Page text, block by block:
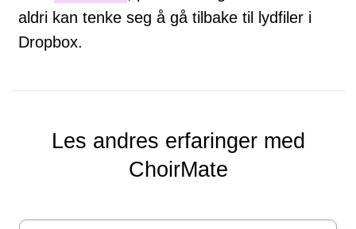
aldri kan tenke seg å gå tilbake til lydfiler i
Dropbox.
Les andres erfaringer med
ChoirMate